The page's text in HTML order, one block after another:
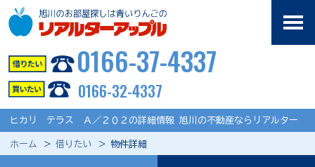
0166-37-4337
0166-32-4337
ヒカリ テラス Ａ／２０２の詳細情報 旭川の不動産ならリアルター
ホーム 借りたい 物件詳細